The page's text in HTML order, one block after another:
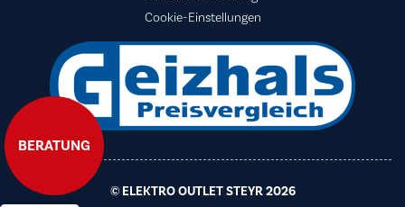
BERATUNG
Cookie-Einstellungen
© ELEKTRO OUTLET STEYR 2026